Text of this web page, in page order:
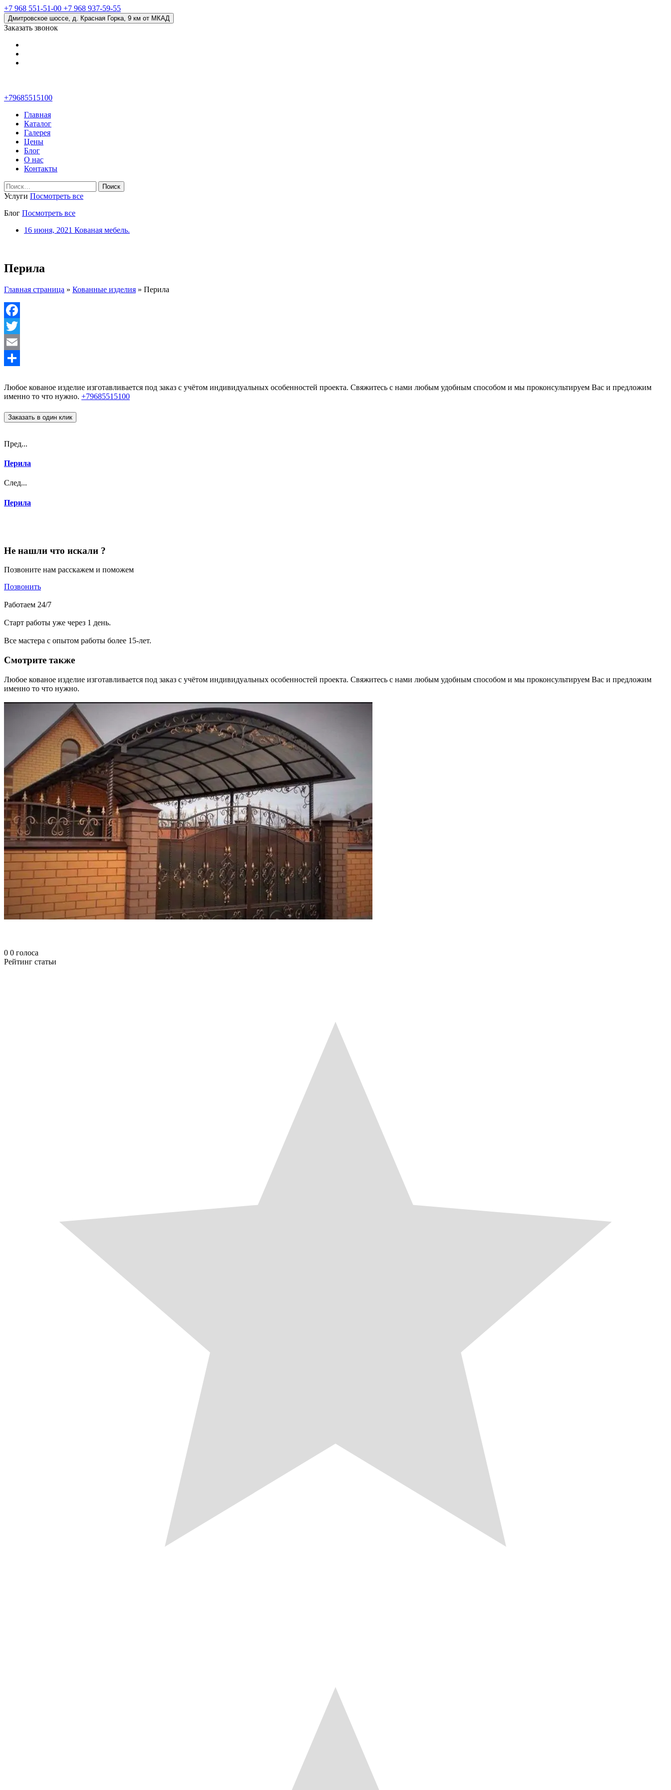
+7 968 551-51-00 +7 968 937-59-55
Дмитровское шоссе, д. Красная Горка, 9 км от МКАД
Заказать звонок
+79685515100
Главная
Каталог
Галерея
Цены
Блог
О нас
Контакты
Найти:
Услуги Посмотреть все
Блог Посмотреть все
16 июня, 2021 Кованая мебель.
Перила
Главная страница » Кованные изделия » Перила
Facebook
Twitter
Email
Любое кованое изделие изготавливается под заказ с учётом индивидуальных особенностей проекта. Свяжитесь с нами любым удобным способом и мы проконсультируем Вас и предложим
именно то что нужно. +79685515100
Заказать в один клик
Пред...
Перила
След...
Перила
Не нашли что искали ?
Позвоните нам расскажем и поможем
Позвонить
Работаем 24/7
Старт работы уже через 1 день.
Все мастера с опытом работы более 15-лет.
Смотрите также
Любое кованое изделие изготавливается под заказ с учётом индивидуальных особенностей проекта. Свяжитесь с нами любым удобным способом и мы проконсультируем Вас и предложим
именно то что нужно.
0 0 голоса
Рейтинг статьи